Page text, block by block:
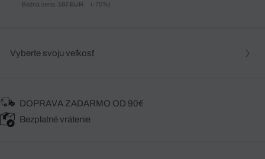
Bežná cena: 167 EUR (-70%)
Vyberte svoju veľkosť
DOPRAVA ZADARMO OD 90€
Bezplatné vrátenie